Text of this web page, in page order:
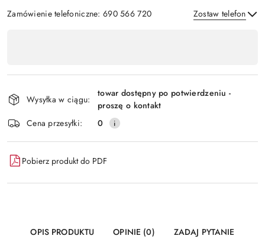
Zamówienie telefoniczne: 690 566 720 Zostaw telefon
płatność
dostawa
Wysyłka w ciągu:
towar dostępny po potwierdzeniu -
proszę o kontakt
Cena przesyłki:
0
Pobierz produkt do PDF
OPIS PRODUKTU OPINIE (0) ZADAJ PYTANIE